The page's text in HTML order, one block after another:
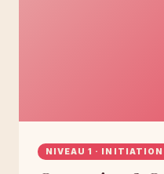
NIVEAU 1 · INITIATION